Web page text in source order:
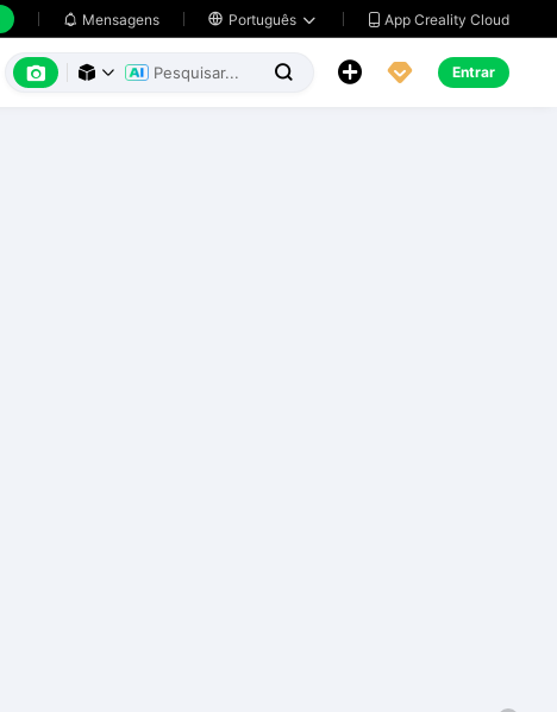
 Mensagens  Português   App Creality Cloud
      Entrar